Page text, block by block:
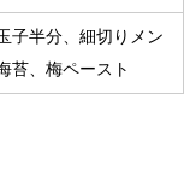
子半分、細切りメン
苔、梅ペースト